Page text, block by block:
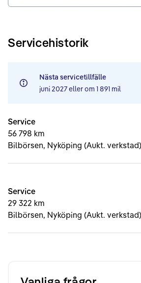
Servicehistorik
Nästa servicetillfälle
juni 2027eller om 1 891 mil
Service
56 798 km
Bilbörsen, Nyköping (Aukt. verkstad)
Service
29 322 km
Bilbörsen, Nyköping (Aukt. verkstad)